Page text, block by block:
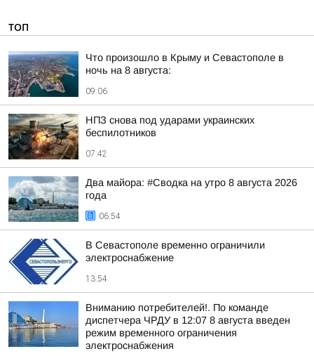
ТОП
Что произошло в Крыму и Севастополе в
ночь на 8 августа:
09:06
НПЗ снова под ударами украинских
беспилотников
07:42
Два майора: #Сводка на утро 8 августа 2026
года
06:54
В Севастополе временно ограничили
электроснабжение
13:54
Вниманию потребителей!. По команде
диспетчера ЧРДУ в 12:07 8 августа введен
режим временного ограничения
электроснабжения